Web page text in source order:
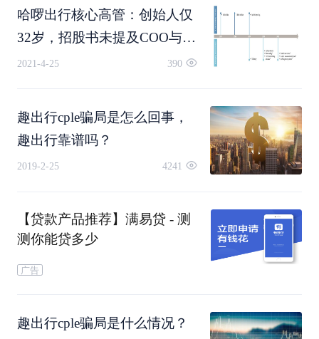
找：
从APP首页进入退款页面，从“钱包”页面
面最下方，出现三个灰色的小字：退押
警告：
定就要299元了，不划算。退还是留？
哈啰出行核心高管：创始人仅
32岁，招股书未提及COO与
CTO
2021-4-25 390
趣出行cple骗局是怎么回事，
趣出行靠谱吗？
2019-2-25 4241
【贷款产品推荐】满易贷 - 测
测你能贷多少
广告
趣出行cple骗局是什么情况？